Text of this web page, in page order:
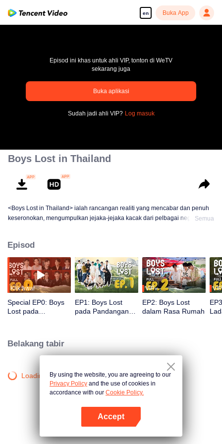
en Buka App
pay limit
Error code: 70013083.-1-5b032f722d48f4e3b568053de47c61c3
Episod ini khas untuk ahli VIP, tonton di WeTV
sekarang juga
Buka aplikasi
Sudah jadi ahli VIP? Log masuk
Boys Lost in Thailand
<Boys Lost in Thailand> ialah rancangan realiti yang mencabar dan penuh
keseronokan, mengumpulkan jejaka-jejaka kacak dari pelbagai negara
untuk membina persahabatan, sambil menghadapi pelbagai tugasan
bertahan hidup. Mampukah mereka mencapai impian percutian mereka?
Semua
Episod
Klik awal
Special EP0: Boys
Lost pada
EP1: Boys Lost
pada Pandangan
VIP
EP2: Boys Lost
dalam Rasa Rumah
VIP
Belakang tabir
Loading…By using the website, you are agreeing to our
Privacy Policy and the use of cookies in
accordance with our Cookie Policy.
Accept